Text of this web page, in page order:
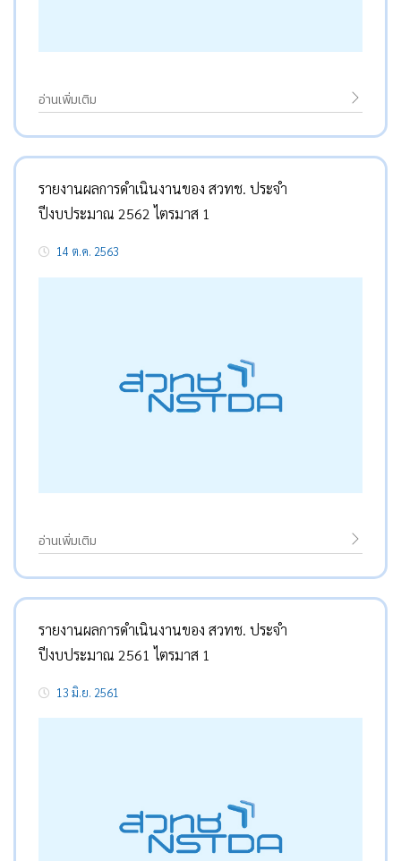
อ่านเพิ่มเติม
รายงานผลการดำเนินงานของ สวทช. ประจำ
ปีงบประมาณ 2562 ไตรมาส 1
14 ต.ค. 2563
อ่านเพิ่มเติม
รายงานผลการดำเนินงานของ สวทช. ประจำ
ปีงบประมาณ 2561 ไตรมาส 1
13 มิ.ย. 2561